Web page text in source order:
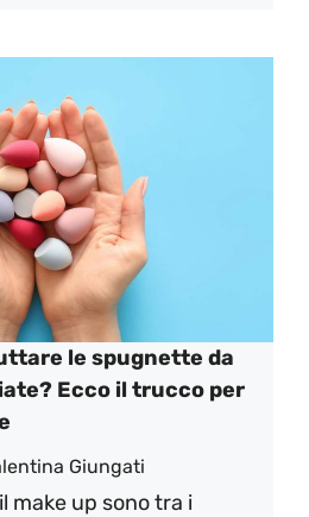
le spugnette da
Ecco il trucco per
Giungati
make up sono tra i